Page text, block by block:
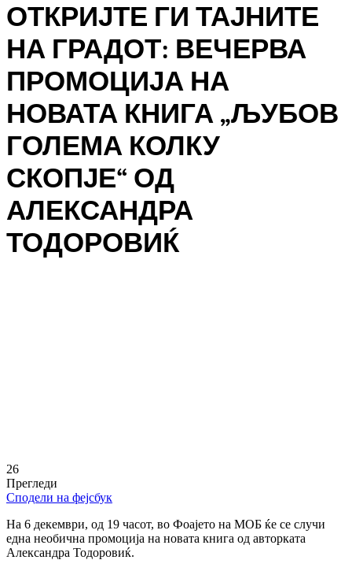
ОТКРИЈТЕ ГИ ТАЈНИТЕ
НА ГРАДОТ: ВЕЧЕРВА
ПРОМОЦИЈА НА
НОВАТА КНИГА „ЉУБОВ
ГОЛЕМА КОЛКУ
СКОПЈЕ“ ОД
АЛЕКСАНДРА
ТОДОРОВИЌ
26
Прегледи
Сподели на фејсбук
На 6 декември, од 19 часот, во Фоајето на МОБ ќе се случи
една необична промоција на новата книга од авторката
Александра Тодоровиќ.